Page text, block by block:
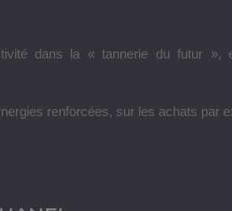
dans la « tannerie du futur »,
renforcées, sur les achats par